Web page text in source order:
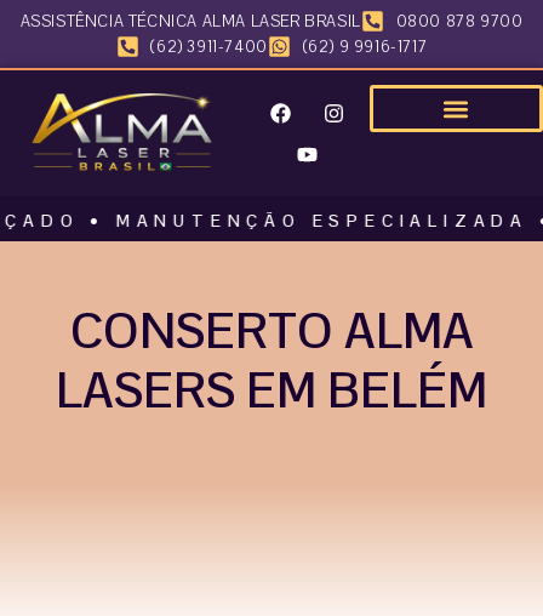
ASSISTÊNCIA TÉCNICA ALMA LASER BRASIL
0800 878 9700
(62) 3911-7400
(62) 9 9916-1717
• MANUTENÇÃO ESPECIALIZADA
CONSERTO ALMA
LASERS EM BELÉM